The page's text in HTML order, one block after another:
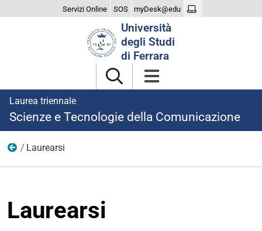
Servizi Online SOS myDesk@edu
Università
degli Studi
di Ferrara
Laurea triennale
Scienze e Tecnologie della Comunicazione
Home
Laurearsi
Laurearsi